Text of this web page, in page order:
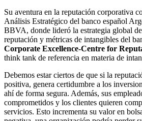
Su aventura en la reputación corporativa
Análisis Estratégico del banco español
BBVA, donde lideró la estrategia global
reputación y métricas de intangibles del
Corporate Excellence-Centre for
think tank de referencia en materia de
Debemos estar ciertos de que si la
positiva, genera certidumbre a los
ahí de forma segura. Además, sus
comprometidos y los clientes quieren
servicios. Esto incrementa su valor en